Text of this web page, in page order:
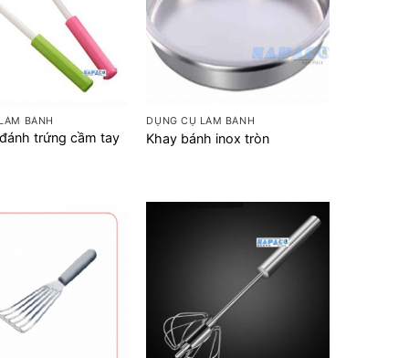
BÁNH
trứng cầm tay
DỤNG CỤ LÀM BÁNH
Khay bánh inox tròn